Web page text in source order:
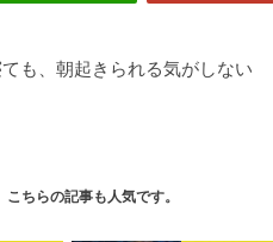
も、朝起きられる気がしない
こちらの記事も人気です。